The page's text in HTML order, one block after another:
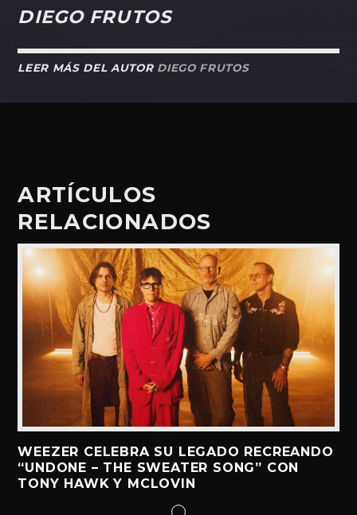
DIEGO FRUTOS
LEER MÁS DEL AUTOR DIEGO FRUTOS
ARTÍCULOS
RELACIONADOS
WEEZER CELEBRA SU LEGADO RECREANDO
“UNDONE – THE SWEATER SONG” CON
TONY HAWK Y MCLOVIN